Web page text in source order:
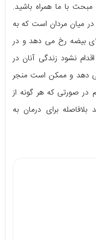
مبحث با ما همراه باشید.
میان مردان است که به
بیضه رخ می دهد و در
نشود زندگی آنان در
دهد و ممکن است منجر
در صورتی که هر گونه از
بلافاصله برای درمان به